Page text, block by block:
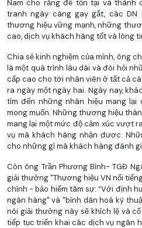
Nam cho rằng để tồn tại và thành
tranh ngày càng gay gắt, các
thương hiệu vững mạnh, những
cao, dịch vụ khách hàng tốt và lòng
Chia sẻ kinh nghiệm của mình, ông
là một quá trình lâu dài và đòi hỏi
cấp cao cho tới nhân viên ở tất cả
ra ngày một ngày hai. Ngày nay,
tìm đến những nhãn hiệu mang
mong muốn. Những thương hiệu
mang lại một mức độ cảm xúc vượt
vụ mà khách hàng nhận được.
cho những gì mà khách hàng đánh
Còn ông Trần Phương Bình- TGĐ
giải thưởng "Thương hiệu VN nổi
chính - bảo hiểm tâm sự: “Với định
ngân hàng" và "bình dân hoá kỹ
nói giải thưởng này sẽ khích lệ và
tiếp tục triển khai các dịch vụ ngân